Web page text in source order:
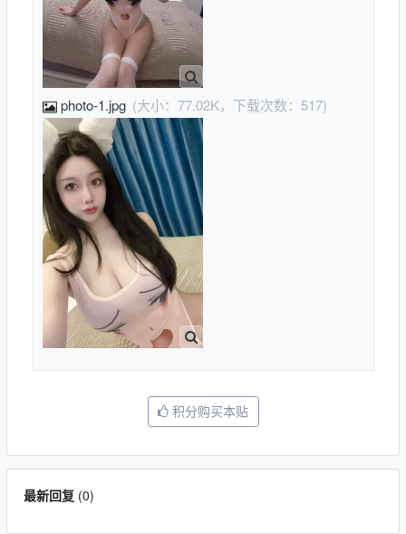
photo-1.jpg (大小：77.02K，下载次数：517)
积分购买本贴
最新回复(0)